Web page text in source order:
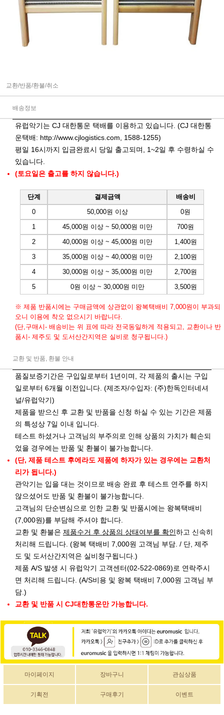
교환/반품/환불/취소
배송정보
유럽악기는 CJ 대한통운 택배를 이용하고 있습니다. (CJ 대한통
운택배: http://www.cjlogistics.com , 1588-1255)
평일 16시까지 입금완료시 당일 출고되며, 1~2일 후 수령하실 수
있습니다.
(토요일은 출고를 하지 않습니다.)
단계 결제금액
배송비
0
50,000원 이상
0원
1
45,000원 이상 ~ 50,000원 미만
700원
2
40,000원 이상 ~ 45,000원 미만
1,400원
3
35,000원 이상 ~ 40,000원 미만
2,100원
4
30,000원 이상 ~ 35,000원 미만
2,700원
5
0원 이상 ~ 30,000원 미만 3,500원
※ 제품 반품시에는 구매금액에 상관없이 왕복택배비 7,000원이 부과되
오니 이용에 착오 없으시기 바랍니다.
(단,구매시- 배송비는 위 표에 따라 전국동일하게 적용되고, 교환이나 반
품시- 제주도 및 도서산간지역은 실비로 청구됩니다.)
교환 및 반품, 환불 안내
품질보증기간은 구입일로부터 1년이며, 각 제품의 출시는 구입
일로부터 6개월 이전입니다. (제조자/수입자: (주)한독인터네셔
널/유럽악기)
제품을 받으신 후 교환 및 반품을 신청 하실 수 있는 기간은 제품
의 특성상 7일 이내 입니다.
테스트 하셨거나 고객님의 부주의로 인해 상품의 가치가 훼손되
었을 경우에는 반품 및 환불이 불가능합니다.
(단, 제품 테스트 후에라도 제품에 하자가 있는 경우에는 교환처
리가 됩니다.)
관악기는 입을 대는 것이므로 배송 완료 후 테스트 연주를 하지
않으셨어도 반품 및 환불이 불가능합니다.
고객님의 단순변심으로 인한 교환 및 반품시에는 왕복택배비
(7,000원)를 부담해 주셔야 합니다.
교환 및 환불은 제품수거 후 상품의 상태여부를 확인하고 신속히
처리해 드립니다. (왕복 택배비 7,000원 고객님 부담. / 단, 제주
도 및 도서산간지역은 실비청구됩니다.)
제품 A/S 발생 시 유럽악기 고객센터(02-522-0869)로 연락주시
면 처리해 드립니다. (A/S비용 및 왕복 택배비 7,000원 고객님 부
담.)
교환 및 반품 시 CJ대한통운만 가능합니다.
마이페이지 장바구니 관심상품
기획전 구매후기 이벤트